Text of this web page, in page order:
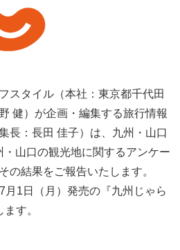
スタイル（本社：東京都千代田
健）が企画・編集する旅行情報
長：長田 佳子）は、九州・山口
山口の観光地に関するアンケー
の結果をご報告いたします。
1日（月）発売の『九州じゃら
す。